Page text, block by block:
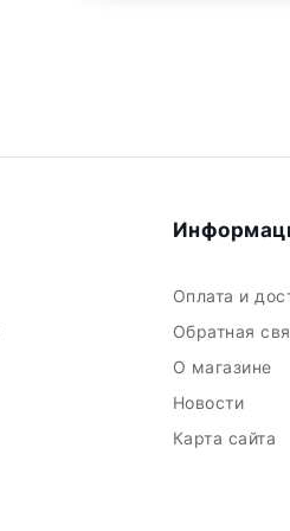
Оплата и
Обратная
О магазине
Новости
Карта сайта